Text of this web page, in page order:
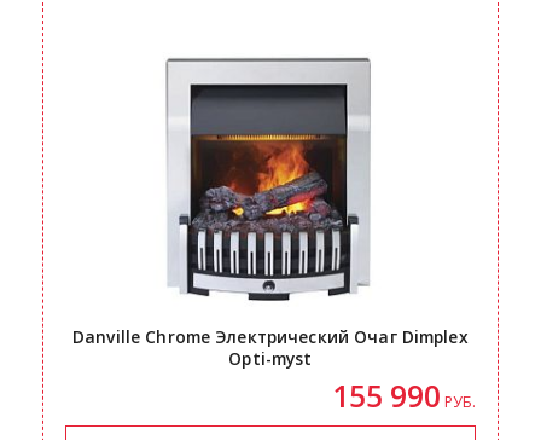
Danville Chrome Электрический Очаг Dimplex
Opti-myst
155 990 РУБ.